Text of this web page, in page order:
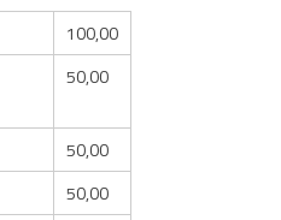
100,00
50,00
50,00
50,00